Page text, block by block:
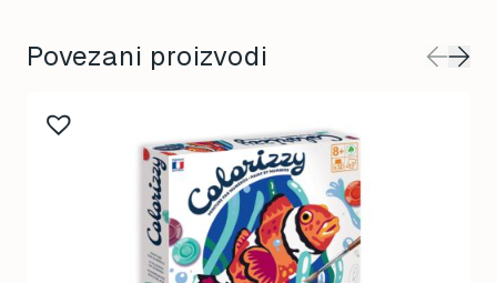
Povezani proizvodi